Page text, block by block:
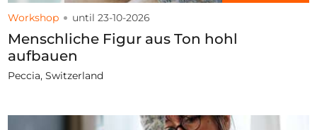
Workshop until 23-10-2026
Menschliche Figur aus Ton hohl
aufbauen
Peccia, Switzerland